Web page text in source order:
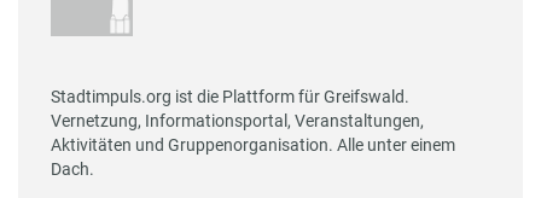
Stadtimpuls.org ist die Plattform für Greifswald.
Vernetzung, Informationsportal, Veranstaltungen,
Aktivitäten und Gruppenorganisation. Alle unter einem
Dach.